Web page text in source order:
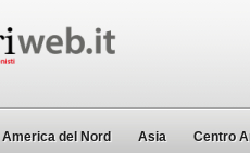
America del Nord Asia Centro